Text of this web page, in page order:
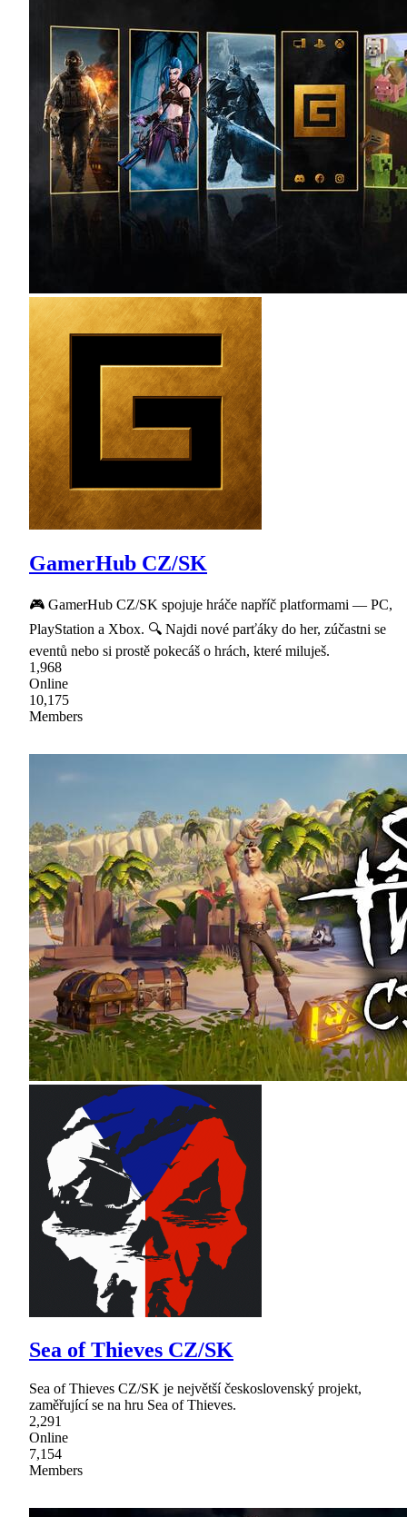
GamerHub CZ/SK
🎮 GamerHub CZ/SK spojuje hráče napříč platformami — PC,
PlayStation a Xbox. 🔍 Najdi nové parťáky do her, zúčastni se
eventů nebo si prostě pokecáš o hrách, které miluješ.
1,968
Online
10,175
Members
Sea of Thieves CZ/SK
Sea of Thieves CZ/SK je největší československý projekt,
zaměřující se na hru Sea of Thieves.
2,291
Online
7,154
Members